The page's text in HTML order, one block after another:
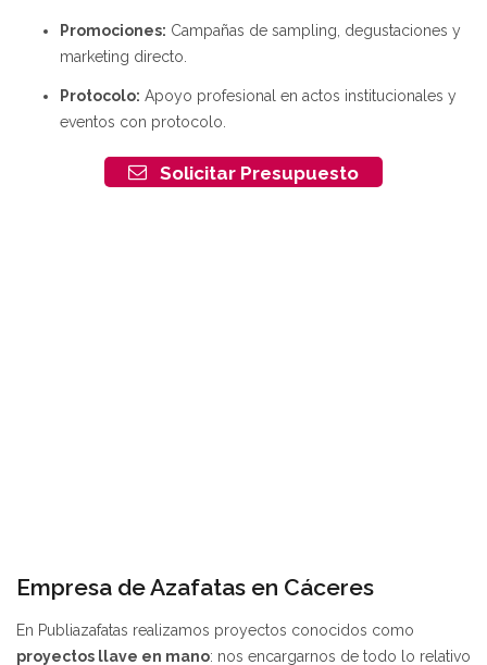
Promociones: Campañas de sampling, degustaciones y
marketing directo.
Protocolo: Apoyo profesional en actos institucionales y
eventos con protocolo.
Solicitar Presupuesto
Empresa de Azafatas en Cáceres
En Publiazafatas realizamos proyectos conocidos como
proyectos llave en mano: nos encargarnos de todo lo relativo